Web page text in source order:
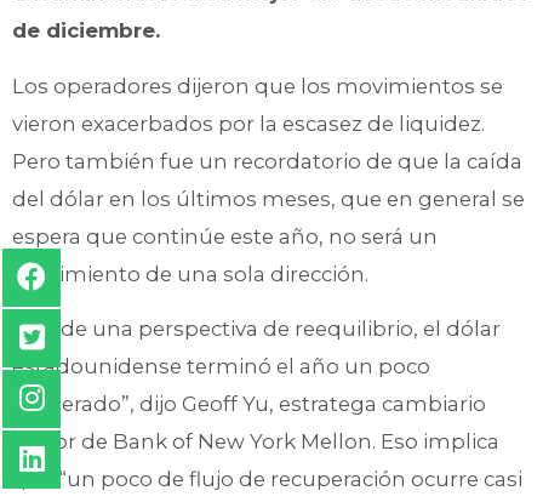
de diciembre.
Los operadores dijeron que los movimientos se
vieron exacerbados por la escasez de liquidez.
Pero también fue un recordatorio de que la caída
del dólar en los últimos meses, que en general se
espera que continúe este año, no será un
movimiento de una sola dirección.
“Desde una perspectiva de reequilibrio, el dólar
estadounidense terminó el año un poco
exagerado”, dijo Geoff Yu, estratega cambiario
senior de Bank of New York Mellon. Eso implica
que “un poco de flujo de recuperación ocurre casi